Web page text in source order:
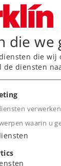
die we
die wij
de diensten
waarin u